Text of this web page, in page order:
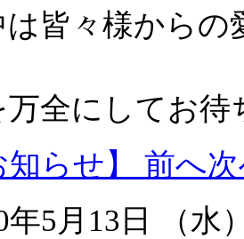
は皆々様から
万全にしてお
知らせ】 前へ
年5月13日 （